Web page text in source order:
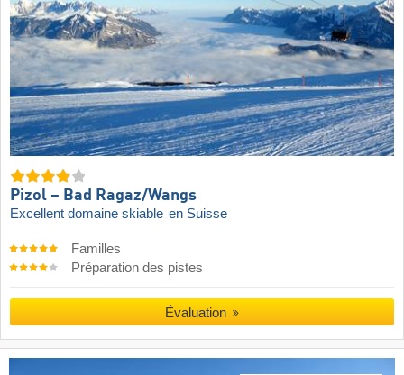
Pizol – Bad Ragaz/​Wangs
Excellent domaine skiable en Suisse
Familles
Préparation des pistes
Évaluation